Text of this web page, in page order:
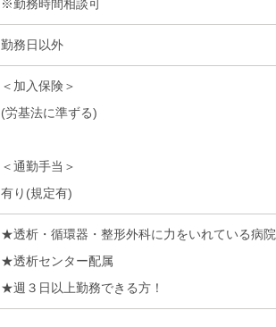
※勤務時間相談可
勤務日以外
＜加入保険＞
(労基法に準ずる)
＜通勤手当＞
有り(規定有)
★透析・循環器・整形外科に力をいれている病院
★透析センター配属
★週３日以上勤務できる方！